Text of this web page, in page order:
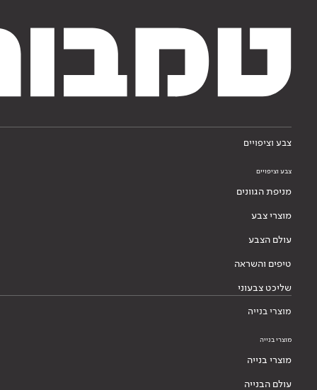
צבע וציפויים
צבע וציפויים
מניפת הגוונים
מוצרי צבע
עולם הצבע
טיפים והשראה
שליכט צבעוני
מוצרי בנייה
מוצרי בנייה
מוצרי בנייה
עולם הבנייה